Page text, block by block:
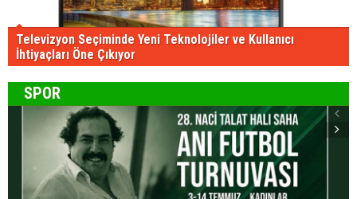
Televizyon Seçiminde Yeni Teknolojiler ve Kullanıcı
İhtiyaçları Öne Çıkıyor
SPOR